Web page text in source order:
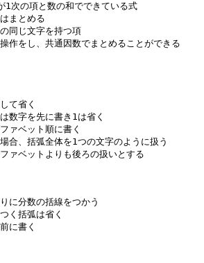
1次の項と数の和でできている式
まとめる
同じ文字を持つ項
作をし、共通因数でまとめることができる
て省く
数字を先に書き1は省く
ァベット順に書く
合、括弧全体を1つの文字のように扱う
ァベットよりも後ろの扱いとする
に分数の括線をつかう
く括弧は省く
に書く